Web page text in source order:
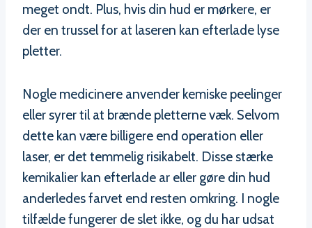
meget ondt. Plus, hvis din hud er mørkere, er
der en trussel for at laseren kan efterlade lyse
pletter.
Nogle medicinere anvender kemiske peelinger
eller syrer til at brænde pletterne væk. Selvom
dette kan være billigere end operation eller
laser, er det temmelig risikabelt. Disse stærke
kemikalier kan efterlade ar eller gøre din hud
anderledes farvet end resten omkring. I nogle
tilfælde fungerer de slet ikke, og du har udsat